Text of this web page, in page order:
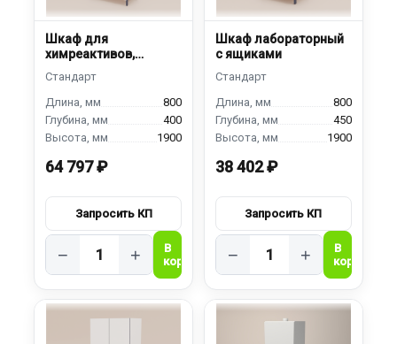
Шкаф для
химреактивов,
800
400
1900
64 797 ₽
− +
Шкаф лабораторный
с ящиками
800
450
1900
38 402 ₽
− +